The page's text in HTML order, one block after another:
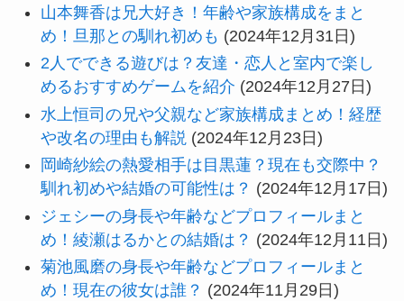
山本舞香は兄大好き！年齢や家族構成をまと
め！旦那との馴れ初めも (2024年12月31日)
2人でできる遊びは？友達・恋人と室内で楽し
めるおすすめゲームを紹介 (2024年12月27日)
水上恒司の兄や父親など家族構成まとめ！経歴
や改名の理由も解説 (2024年12月23日)
岡崎紗絵の熱愛相手は目黒蓮？現在も交際中？
馴れ初めや結婚の可能性は？ (2024年12月17日)
ジェシーの身長や年齢などプロフィールまと
め！綾瀬はるかとの結婚は？ (2024年12月11日)
菊池風磨の身長や年齢などプロフィールまと
め！現在の彼女は誰？ (2024年11月29日)